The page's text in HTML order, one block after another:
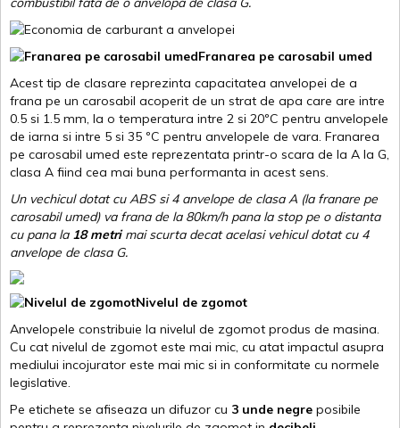
Franarea pe carosabil umed
Acest tip de clasare reprezinta capacitatea anvelopei de a
frana pe un carosabil acoperit de un strat de apa care are intre
0.5 si 1.5 mm, la o temperatura intre 2 si 20ºC pentru anvelopele
de iarna si intre 5 si 35 ºC pentru anvelopele de vara. Franarea
pe carosabil umed este reprezentata printr-o scara de la A la G,
clasa A fiind cea mai buna performanta in acest sens.
Un vechicul dotat cu ABS si 4 anvelope de clasa A (la franare pe
carosabil umed) va frana de la 80km/h pana la stop pe o distanta
cu pana la 18 metrimai scurta decat acelasi vehicul dotat cu 4
anvelope de clasa G.
Nivelul de zgomot
Anvelopele constribuie la nivelul de zgomot produs de masina.
Cu cat nivelul de zgomot este mai mic, cu atat impactul asupra
mediului incojurator este mai mic si in conformitate cu normele
legislative.
Pe etichete se afiseaza un difuzor cu 3 unde negre posibile